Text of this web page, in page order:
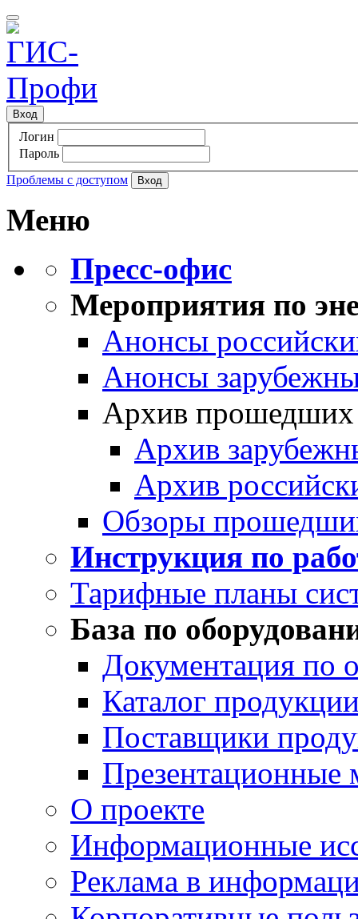
Вход
Логин
Пароль
Проблемы с доступом
Меню
Пресс-офис
Мероприятия по
Анонсы
Анонсы
Архив прошедших
Архив
Архив
Обзоры
Инструкция по
Тарифные планы
База по
Документация по
Каталог
Поставщики
Презентационные
О проекте
Информационные
Реклама в